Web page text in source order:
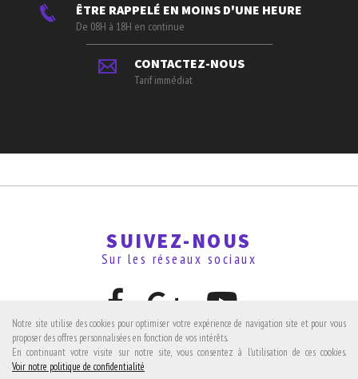
ÊTRE RAPPELÉ EN MOINS D'UNE HEURE
De 08H à 18H en continue
CONTACTEZ-NOUS
Tarif immédiat
SUIVEZ-NOUS
Sur les réseaux sociaux
Notre site utilise des cookies pour optimiser votre expérience de navigation site et pour vous
proposer des offres personnalisées en fonction de vos intérêts.
En continuant votre visite sur notre site, vous consentez à l'utilisation de ces cookies.
Voir notre politique de confidentialité